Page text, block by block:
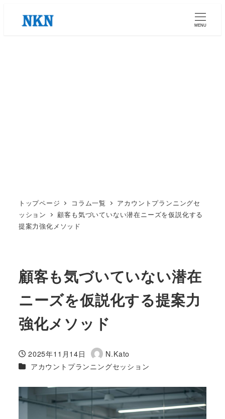
MENU
トップページ コラム一覧
アカウントプランニングセ
ッション
顧客も気づいていない潜在ニーズを仮説化する
提案力強化メソッド
顧客も気づいていない潜在
ニーズを仮説化する提案力
強化メソッド
投稿日
2025年11月14日
著
者
N.Kato
カテゴリー
アカウントプランニングセッション